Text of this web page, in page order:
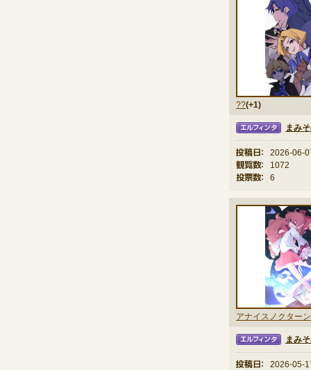
??(+1)
まみ
投稿日：
2026-06-
観覧数：
1072
投票数：
6
アナイスノクターン
まみ
投稿日：
2026-05-